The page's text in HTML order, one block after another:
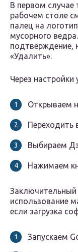
В первом случае
рабочем столе
палец на
мусорного
подтверждение,
«Удалить».
Через
Открываем
Переходить
Выбираем
Нажимаем
Заключительный
использование
если загрузка
Запускаем